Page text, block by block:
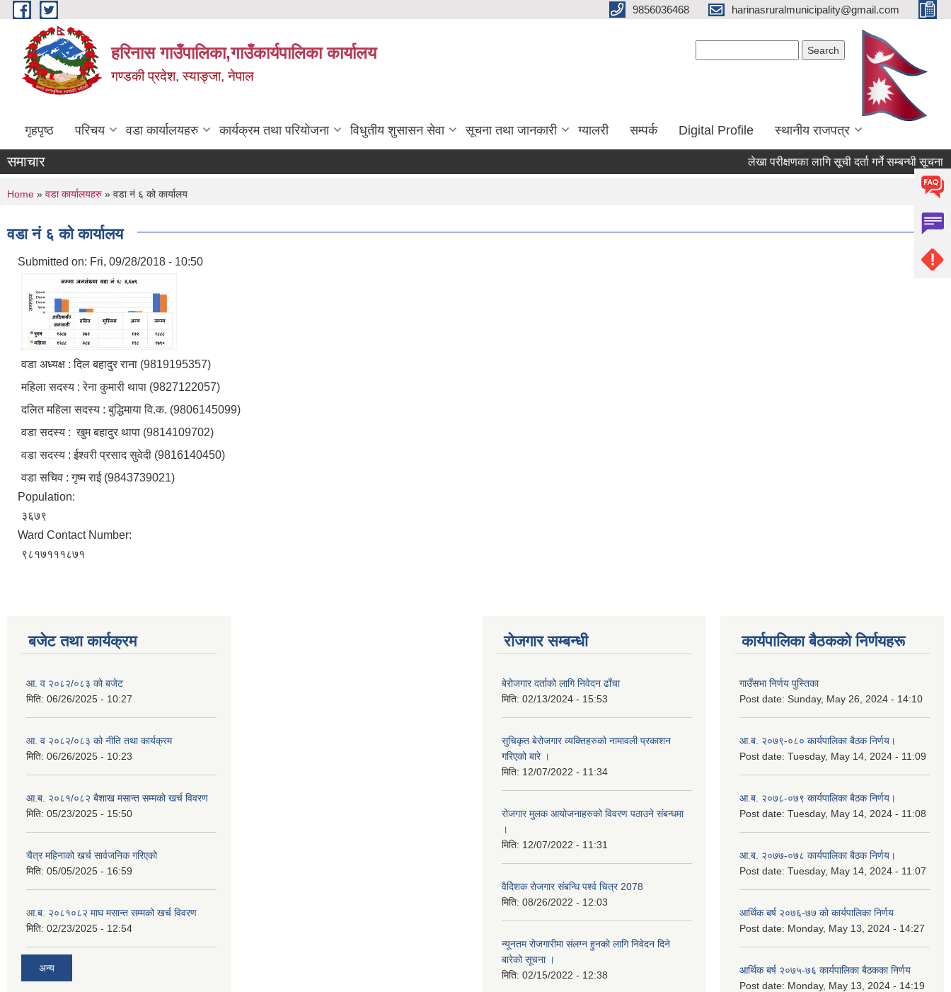
Skip to main content 9856036468 harinasruralmunicipality@gmail.com
हरिनास गाउँपालिका,गाउँकार्यपालिका कार्यालय
गण्डकी प्रदेश, स्याङ्जा, नेपाल
गृहपृष्ठ परिचय वडा कार्यालयहरु कार्यक्रम तथा परियोजना विधुतीय शुसासन सेवा सूचना तथा जानकारी ग्यालरी सम्पर्क Digital Profile स्थानीय राजपत्र
समाचार लेखा परीक्षणका लागि सूची दर्ता गर्ने सम्बन्धी सूचना
You are here
Home » वडा कार्यालयहरु » वडा नं ६ को कार्यालय
वडा नं ६ को कार्यालय
Submitted on: Fri, 09/28/2018 - 10:50
वडा अध्यक्ष : दिल बहादुर राना (9819195357)
महिला सदस्य : रेना कुमारी थापा (9827122057)
दलित महिला सदस्य : बुद्धिमाया वि.क. (9806145099)
वडा सदस्य : खुम बहादुर थापा (9814109702)
वडा सदस्य : ईश्वरी प्रसाद सुवेदी (9816140450)
वडा सचिव : गृष्म राई (9843739021)
Population:
३६७९
Ward Contact Number:
९८१७१११८७१
बजेट तथा कार्यक्रम
आ. व २०८२/०८३ को बजेट
मिति: 06/26/2025 - 10:27
आ. व २०८२/०८३ को नीति तथा कार्यक्रम
मिति: 06/26/2025 - 10:23
आ.ब. २०८१/०८२ बैशाख मसान्त सम्मको खर्च विवरण
मिति: 05/23/2025 - 15:50
चैत्र महिनाको खर्च सार्वजनिक गरिएको
मिति: 05/05/2025 - 16:59
आ.ब. २०८१०८२ माघ मसान्त सम्मको खर्च विवरण
मिति: 02/23/2025 - 12:54
अन्य
रोजगार सम्बन्धी
बेरोजगार दर्ताको लागि निवेदन ढाँचा
मिति: 02/13/2024 - 15:53
सुचिकृत बेरोजगार व्यक्तिहरुको नामावली प्रकाशन
गरिएको बारे ।
मिति: 12/07/2022 - 11:34
रोजगार मुलक आयोजनाहरुको विवरण पठाउने संबन्धमा
।
मिति: 12/07/2022 - 11:31
वैदेिशक राेजगार संबन्धि पर्श्व चित्र 2078
मिति: 08/26/2022 - 12:03
न्यूनतम रोजगारीमा संलग्न हुनको लागि निवेदन दिने
बारेको सूचना ।
मिति: 02/15/2022 - 12:38
कार्यपालिका बैठकको निर्णयहरू
गाउँसभा निर्णय पुस्तिका
Post date: Sunday, May 26, 2024 - 14:10
आ.ब. २०७९-०८० कार्यपालिका बैठक निर्णय।
Post date: Tuesday, May 14, 2024 - 11:09
आ.ब. २०७८-०७९ कार्यपालिका बैठक निर्णय।
Post date: Tuesday, May 14, 2024 - 11:08
आ.ब. २०७७-०७८ कार्यपालिका बैठक निर्णय।
Post date: Tuesday, May 14, 2024 - 11:07
आर्थिक बर्ष २०७६-७७ को कार्यपालिका निर्णय
Post date: Monday, May 13, 2024 - 14:27
आर्थिक बर्ष २०७५-७६ कार्यपालिका बैठकका निर्णय
Post date: Monday, May 13, 2024 - 14:19